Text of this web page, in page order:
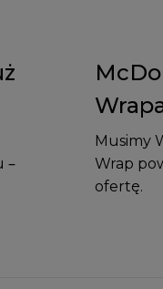
–
Musimy
Wrap
ofertę.